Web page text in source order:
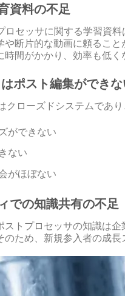
資料の不足
ロセッサに関する学習資
や断片的な動画に頼るこ
間がかかり、効率も低く
ポスト編集ができ
クローズドシステムであ
ができない
ない
がほぼない
での知識共有の不足
ストプロセッサの知識は
ため、新規参入者の成長